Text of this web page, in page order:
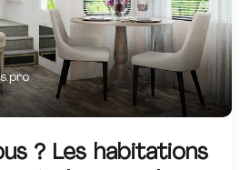
? Les habitations